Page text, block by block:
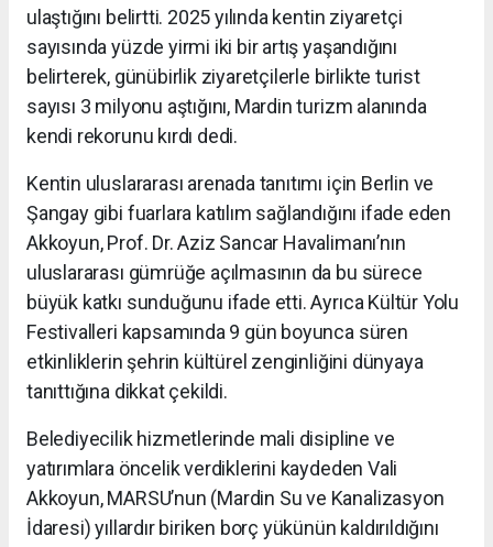
ulaştığını belirtti. 2025 yılında kentin ziyaretçi
sayısında yüzde yirmi iki bir artış yaşandığını
belirterek, günübirlik ziyaretçilerle birlikte turist
sayısı 3 milyonu aştığını, Mardin turizm alanında
kendi rekorunu kırdı dedi.
Kentin uluslararası arenada tanıtımı için Berlin ve
Şangay gibi fuarlara katılım sağlandığını ifade eden
Akkoyun, Prof. Dr. Aziz Sancar Havalimanı’nın
uluslararası gümrüğe açılmasının da bu sürece
büyük katkı sunduğunu ifade etti. Ayrıca Kültür Yolu
Festivalleri kapsamında 9 gün boyunca süren
etkinliklerin şehrin kültürel zenginliğini dünyaya
tanıttığına dikkat çekildi.
Belediyecilik hizmetlerinde mali disipline ve
yatırımlara öncelik verdiklerini kaydeden Vali
Akkoyun, MARSU’nun (Mardin Su ve Kanalizasyon
İdaresi) yıllardır biriken borç yükünün kaldırıldığını